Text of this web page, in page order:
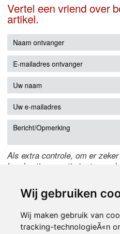
Wij gebruiken
Wij maken gebruik van
tracking-technologieÃ«n
Vertel een vriend over
artikel.
Als extra controle, om er
handmatige reactie is, typ
de code te wijzigen.